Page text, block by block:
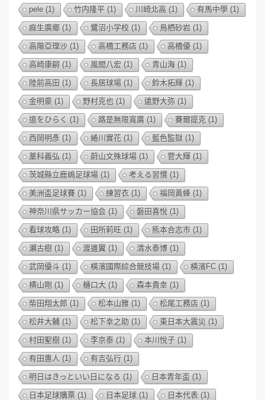
pele (1) 竹内隆平 (1) 川崎北高 (1) 有馬中學 (1)
麻生廣鄉 (1) 鷺沼小学校 (1) 鳥栖砂岩 (1)
高階亞理沙 (1) 高橋工務店 (1) 高橋優 (1)
高崎康嗣 (1) 風間八宏 (1) 青山海 (1)
陸前高田 (1) 長居球場 (1) 鈴木拓輝 (1)
金明豪 (1) 野村克也 (1) 遠野大弥 (1)
道をひらく (1) 路是無限寬廣 (1) 賽爾提克 (1)
西岡明彥 (1) 蜷川實花 (1) 藍色監獄 (1)
藁科義弘 (1) 蔚山文殊球場 (1) 菅大輝 (1)
茨城縣立鹿嶋足球場 (1) 考える習慣 (1)
美洲盃足球賽 (1) 練習衣 (1) 福岡黃蜂 (1)
神奈川県サッカー協会 (1) 磐田喜悅 (1)
看球攻略 (1) 田所莉旺 (1) 熊本合志市 (1)
瀨古樹 (1) 渡邊翼 (1) 清水泰博 (1)
武岡優斗 (1) 橫濱國際綜合競技場 (1) 橫濱FC (1)
横山剛 (1) 樋口大 (1) 森本貴幸 (1)
柴田翔太郎 (1) 松本山雅 (1) 松尾工務店 (1)
松井大輔 (1) 松下幸之助 (1) 東日本大震災 (1)
村田聖樹 (1) 李京泰 (1) 本川悅子 (1)
有田惠人 (1) 有吉弘行 (1)
明日はきっといい日になる (1) 日本青年盃 (1)
日本足球購票 (1) 日本足球 (1) 日本代表 (1)